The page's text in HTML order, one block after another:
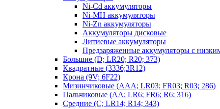
Ni-Cd аккумуляторы
Ni-MH аккумуляторы
Ni-Zn аккумуляторы
Аккумуляторы дисковые
Литиевые аккумуляторы
Предзаряженные аккумуляторы с
Большие (D; LR20; R20; 373)
Квадратные (3336;3R12)
Крона (9V; 6F22)
Мизинчиковые (AAA; LR03; FR03; R03; 286)
Пальчиковые (AA; LR6; FR6; R6; 316)
Средние (C; LR14; R14; 343)